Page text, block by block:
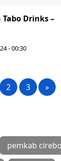
Drinks –
- 00:30
2 3 »
pemkab